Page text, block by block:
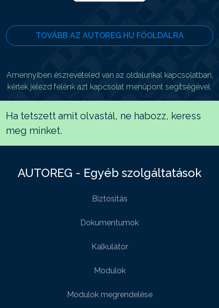
TOVÁBB AZ AUTOREG.HU FŐOLDALRA
Amennyiben észrevételed van az oldalunkal kapcsolatban,
kérlek jelezd felénk azt kapcsolat menüpont segítségével.
Ha tetszett amit olvastál, ne habozz, keress
meg minket.
AUTOREG - Egyéb szolgáltatások
Biztositás
Dokumentumok
Kalkulátor
Modulok
Modulok megrendelése